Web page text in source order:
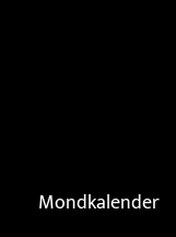
Mondkalender